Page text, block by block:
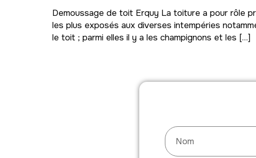
Demoussage de toit Erquy La toiture a pour rôle
les plus exposés aux diverses intempéries
le toit ; parmi elles il y a les champignons et les […]